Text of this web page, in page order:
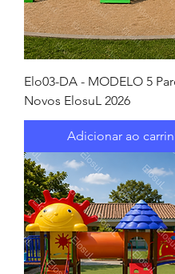
Elo03-DA - MODELO 5
Novos ElosuL 2026
Adicionar ao